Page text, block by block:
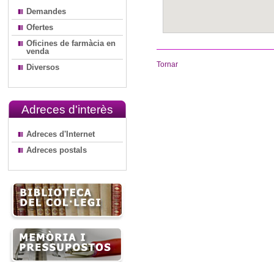
Demandes
Ofertes
Oficines de farmàcia en
venda
Diversos
Adreces d'interès
Adreces d'Internet
Adreces postals
Tornar